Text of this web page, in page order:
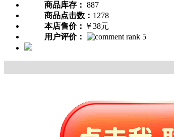
商品库存： 887
商品点击数： 1278
本店售价： ￥38元
用户评价：